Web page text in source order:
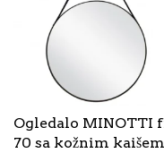
Ogledalo MINOTTI
70 sa kožnim kaišem